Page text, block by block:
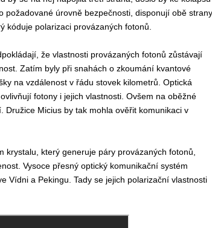
požadované úrovně bezpečnosti, disponují obě strany
kóduje polarizaci provázaných fotonů.
že vlastnosti provázaných fotonů zůstávají
Zatím byly při snahách o zkoumání kvantové
na vzdálenost v řádu stovek kilometrů. Optická
fotony i jejich vlastnosti. Ovšem na oběžné
Micius by tak mohla ověřit komunikaci v
který generuje páry provázaných fotonů,
Vysoce přesný optický komunikační systém
Vídni a Pekingu. Tady se jejich polarizační vlastnosti